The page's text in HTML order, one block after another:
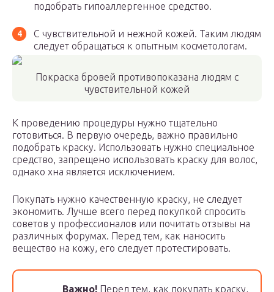
подобрать гипоаллергенное средство.
С чувствительной и нежной кожей. Таким людям
следует обращаться к опытным косметологам.
Покраска бровей противопоказана людям с
чувствительной кожей
К проведению процедуры нужно тщательно
готовиться. В первую очередь, важно правильно
подобрать краску. Использовать нужно специальное
средство, запрещено использовать краску для волос,
однако хна является исключением.
Покупать нужно качественную краску, не следует
экономить. Лучше всего перед покупкой спросить
советов у профессионалов или почитать отзывы на
различных форумах. Перед тем, как наносить
вещество на кожу, его следует протестировать.
Важно! Перед тем, как покупать краску,